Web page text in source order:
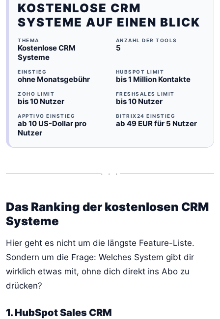
KOSTENLOSE CRM
SYSTEME AUF EINEN BLICK
THEMA
Kostenlose CRM
Systeme
ANZAHL DER TOOLS
5
EINSTIEG
ohne Monatsgebühr
HUBSPOT LIMIT
bis 1 Million Kontakte
ZOHO LIMIT
bis 10 Nutzer
FRESHSALES LIMIT
bis 10 Nutzer
APPTIVO EINSTIEG
ab 10 US-Dollar pro
Nutzer
BITRIX24 EINSTIEG
ab 49 EUR für 5 Nutzer
• • •
Das Ranking der kostenlosen CRM
Systeme
Hier geht es nicht um die längste Feature-Liste.
Sondern um die Frage: Welches System gibt dir
wirklich etwas mit, ohne dich direkt ins Abo zu
drücken?
1. HubSpot Sales CRM